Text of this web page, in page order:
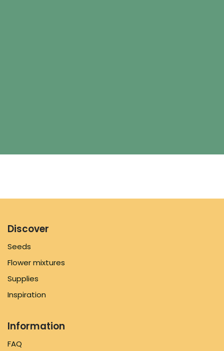
Discover
Seeds
Flower mixtures
Supplies
Inspiration
Information
FAQ